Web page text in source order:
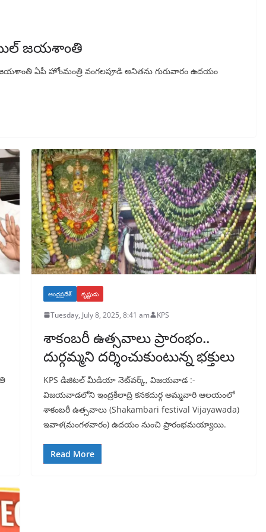
జయశాంతి
ఏపీ హోంమంత్రి వంగలపూడి అనితను గురువారం ఉదయం
ఆంధ్రప్రదేశ్ కృష్ణుడు
Tuesday, July 8, 2025, 8:41 am KPS
శాకంబరీ ఉత్సవాలు ప్రారంభం..
దుర్గమ్మని దర్శించుకుంటున్న భక్తులు
KPS డిజిటల్ మీడియా నెట్‌వర్క్, విజయవాడ :-
విజయవాడలోని ఇంద్రకీలాద్రి కనకదుర్గ అమ్మవారి ఆలయంలో
శాకంబరీ ఉత్సవాలు (Shakambari festival Vijayawada)
ఇవాళ(మంగళవారం) ఉదయం నుంచి ప్రారంభమయ్యాయి.
Read More